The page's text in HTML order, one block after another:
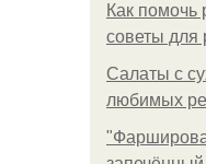
Как помочь
советы для
Салаты с
любимых